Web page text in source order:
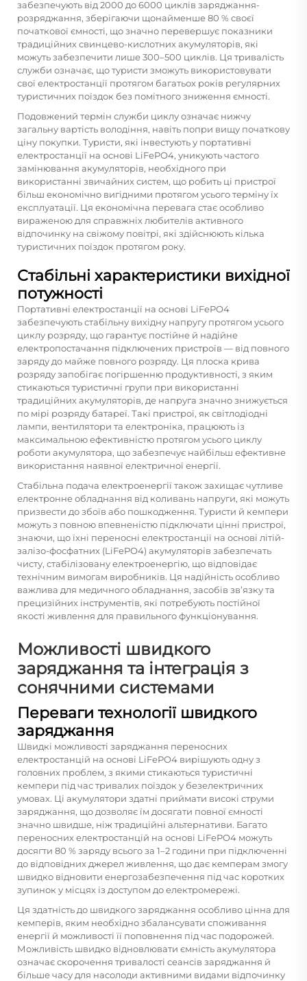
забезпечують від 2000 до 6000 циклів заряджання-
розряджання, зберігаючи щонайменше 80 % своєї
початкової ємності, що значно перевершує показники
традиційних свинцево-кислотних акумуляторів, які
можуть забезпечити лише 300–500 циклів. Ця тривалість
служби означає, що туристи зможуть використовувати
свої електростанції протягом багатьох років регулярних
туристичних поїздок без помітного зниження ємності.
Подовжений термін служби циклу означає нижчу
загальну вартість володіння, навіть попри вищу початкову
ціну покупки. Туристи, які інвестують у портативні
електростанції на основі LiFePO4, уникують частого
замінювання акумуляторів, необхідного при
використанні звичайних систем, що робить ці пристрої
більш економічно вигідними протягом усього терміну їх
експлуатації. Ця економічна перевага стає особливо
вираженою для справжніх любителів активного
відпочинку на свіжому повітрі, які здійснюють кілька
туристичних поїздок протягом року.
Стабільні характеристики вихідної
потужності
Портативні електростанції на основі LiFePO4
забезпечують стабільну вихідну напругу протягом усього
циклу розряду, що гарантує постійне й надійне
електропостачання підключених пристроїв — від повного
заряду до майже повного розряду. Ця плоска крива
розряду запобігає погіршенню продуктивності, з яким
стикаються туристичні групи при використанні
традиційних акумуляторів, де напруга значно знижується
по мірі розряду батареї. Такі пристрої, як світлодіодні
лампи, вентилятори та електроніка, працюють із
максимальною ефективністю протягом усього циклу
роботи акумулятора, що забезпечує найбільш ефективне
використання наявної електричної енергії.
Стабільна подача електроенергії також захищає чутливе
електронне обладнання від коливань напруги, які можуть
призвести до збоїв або пошкодження. Туристи й кемпери
можуть з повною впевненістю підключати цінні пристрої,
знаючи, що їхні переносні електростанції на основі літій-
залізо-фосфатних (LiFePO4) акумуляторів забезпечать
чисту, стабілізовану електроенергію, що відповідає
технічним вимогам виробників. Ця надійність особливо
важлива для медичного обладнання, засобів зв’язку та
прецизійних інструментів, які потребують постійної
якості живлення для правильного функціонування.
Можливості швидкого
заряджання та інтеграція з
сонячними системами
Переваги технології швидкого
заряджання
Швидкі можливості заряджання переносних
електростанцій на основі LiFePO4 вирішують одну з
головних проблем, з якими стикаються туристичні
кемпери під час тривалих поїздок у безелектричних
умовах. Ці акумулятори здатні приймати високі струми
заряджання, що дозволяє їм досягати повної ємності
значно швидше, ніж традиційні альтернативи. Багато
переносних електростанцій на основі LiFePO4 можуть
досягти 80 % заряду всього за 1–2 години при підключенні
до відповідних джерел живлення, що дає кемперам змогу
швидко відновити енергозабезпечення під час коротких
зупинок у місцях із доступом до електромережі.
Ця здатність до швидкого заряджання особливо цінна для
кемперів, яким необхідно збалансувати споживання
енергії й можливості її поповнення під час подорожей.
Можливість швидко відновлювати ємність акумулятора
означає скорочення тривалості сеансів заряджання й
більше часу для насолоди активними видами відпочинку